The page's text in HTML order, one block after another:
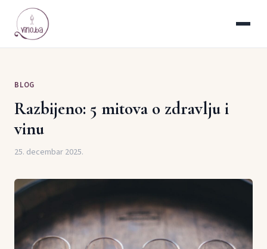
BLOG
Razbijeno: 5 mitova o zdravlju i
vinu
25. decembar 2025.